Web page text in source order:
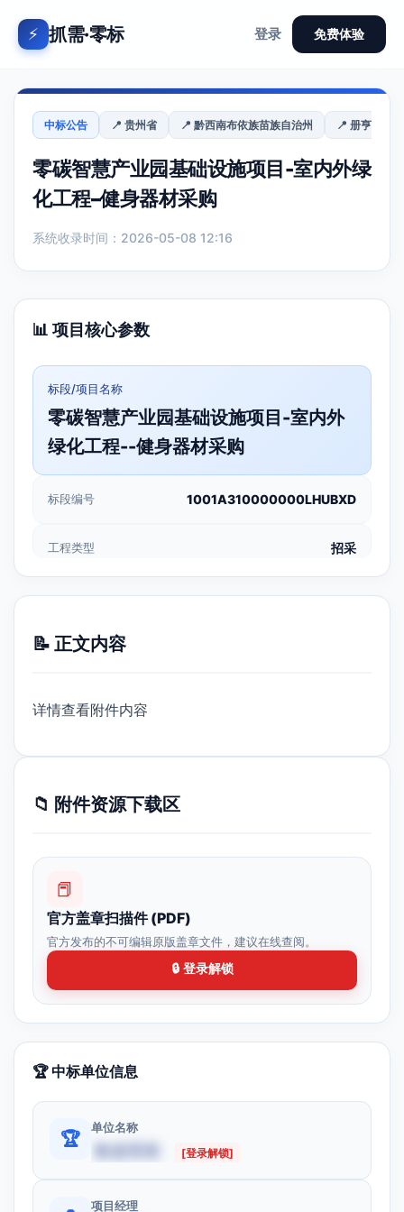
⚡ 抓需·零标 登录 免费体验
中标公告 📍 贵州省 📍 黔西南布依族苗族自治州 📍 册亨县
零碳智慧产业园基础设施项目-室内外绿
化工程–健身器材采购
系统收录时间：2026-05-08 12:16
📊 项目核心参数
标段/项目名称
零碳智慧产业园基础设施项目-室内外
绿化工程--健身器材采购
标段编号 1001A310000000LHUBXD
工程类型 招采
📝 正文内容
详情查看附件内容
📁 附件资源下载区
📕
官方盖章扫描件 (PDF)
官方发布的不可编辑原版盖章文件，建议在线查阅。
🔒 登录解锁
🏆 中标单位信息
🏆
单位名称
[登录解锁]
项目经理